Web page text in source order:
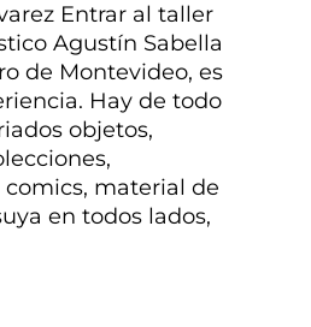
Entrar al taller
Agustín Sabella
de Montevideo, es
Hay de todo
objetos,
comics, material de
en todos lados,